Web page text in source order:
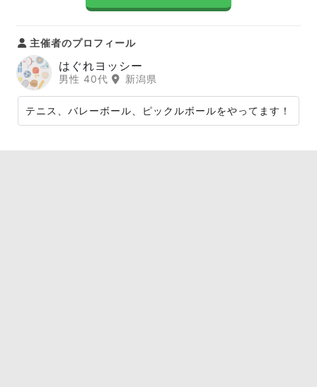
主催者のプロフィール
はぐれヨッシー
男性 40代 新潟県
テニス、バレーボール、ピックルボールをやってます！